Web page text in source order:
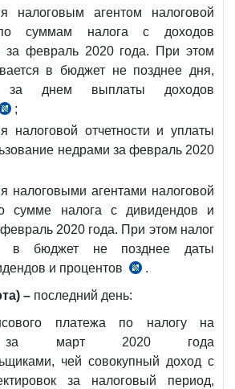
налоговым агентом налоговой
по суммам налога с доходов
за февраль 2020 года. При этом
в бюджет не позднее дня,
за днем выплаты доходов
ч.ч.1
2
;
налоговой отчетности и уплаты
недрами за февраль 2020
налоговыми агентами налоговой
сумме налога с дивидендов и
2020 года. При этом налог
в бюджет не позднее даты
и процентов
ч.ч.5
и
ст.345
НК
.
– последний день:
платежа по налогу на
за март 2020 года
чей совокупный доход с
за налоговый период,